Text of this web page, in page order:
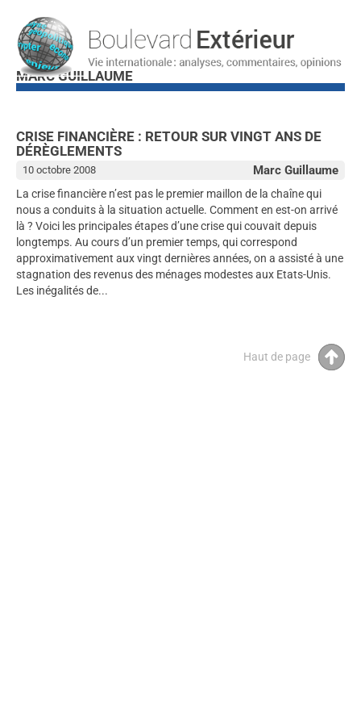
MARC GUILLAUME
CRISE FINANCIÈRE : RETOUR SUR VINGT ANS DE
DÉRÈGLEMENTS
Marc Guillaume
10 octobre 2008
La crise financière n’est pas le premier maillon de la chaîne qui
nous a conduits à la situation actuelle. Comment en est-on arrivé
là ? Voici les principales étapes d’une crise qui couvait depuis
longtemps. Au cours d’un premier temps, qui correspond
approximativement aux vingt dernières années, on a assisté à une
stagnation des revenus des ménages modestes aux Etats-Unis.
Les inégalités de...
Haut de page